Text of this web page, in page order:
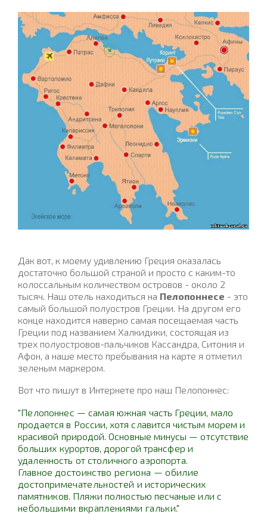
Дак вот, к моему удивлению Греция оказалась
достаточно большой страной и просто с каким-то
колоссальным количеством островов - около 2
тысяч. Наш отель находиться на Пелопоннесе - это
самый большой полуостров Греции. На другом его
конце находится наверно самая посещаемая часть
Греции под названием Халкидики, состоящая из
трех полуостровов-пальчиков Кассандра, Ситония и
Афон, а наше место пребывания на карте я отметил
зеленым маркером.
Вот что пишут в Интернете про наш Пелопоннес:
"Пелопоннес — самая южная часть Греции, мало
продается в России, хотя славится чистым морем и
красивой природой. Основные минусы — отсутствие
больших курортов, дорогой трансфер и
удаленность от столичного аэропорта.
Главное достоинство региона — обилие
достопримечательностей и исторических
памятников. Пляжи полностью песчаные или с
небольшими вкраплениями гальки."